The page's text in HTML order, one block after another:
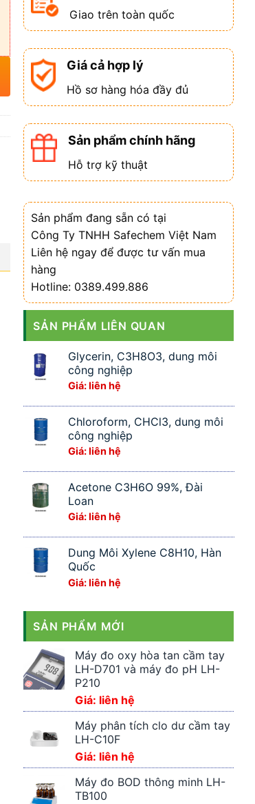
Giao trên toàn quốc
Giá cả hợp lý
Hồ sơ hàng hóa đầy đủ
Sản phẩm chính hãng
Hỗ trợ kỹ thuật
Sản phẩm đang sẵn có tại
Công Ty TNHH Safechem Việt Nam
Liên hệ ngay để được tư vấn mua
hàng
Hotline: 0389.499.886
SẢN PHẨM LIÊN QUAN
Glycerin, C3H8O3, dung môi
công nghiệp
Giá: liên hệ
Chloroform, CHCl3, dung môi
công nghiệp
Giá: liên hệ
Acetone C3H6O 99%, Đài
Loan
Giá: liên hệ
Dung Môi Xylene C8H10, Hàn
Quốc
Giá: liên hệ
SẢN PHẨM MỚI
Máy đo oxy hòa tan cầm tay
LH-D701 và máy đo pH LH-
P210
Giá: liên hệ
Máy phân tích clo dư cầm tay
LH-C10F
Giá: liên hệ
Máy đo BOD thông minh LH-
TB100